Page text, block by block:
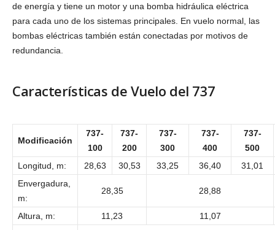
de energía y tiene un motor y una bomba hidráulica eléctrica
para cada uno de los sistemas principales. En vuelo normal, las
bombas eléctricas también están conectadas por motivos de
redundancia.
Características de Vuelo del 737
Modificación
737-
100
737-
200
737-
300
737-
400
737-
500
Longitud, m:
28,63 30,53 33,25 36,40
31,01
Envergadura,
m:
28,35 28,88
Altura, m: 11,23
11,07